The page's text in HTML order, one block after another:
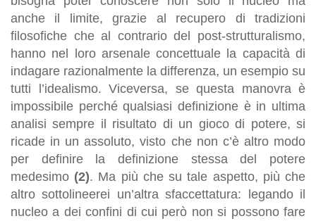
anche il limite, grazie al recupero di tradizioni
filosofiche che al contrario del post-strutturalismo,
hanno nel loro arsenale concettuale la capacità di
indagare razionalmente la differenza, un esempio su
tutti l’idealismo. Viceversa, se questa manovra è
impossibile perché qualsiasi definizione è in ultima
analisi sempre il risultato di un gioco di potere, si
ricade in un assoluto, visto che non c’è altro modo
per definire la definizione stessa del potere
medesimo (2). Ma più che su tale aspetto, più che
altro sottolineerei un’altra sfaccettatura: legando il
nucleo a dei confini di cui però non si possono fare